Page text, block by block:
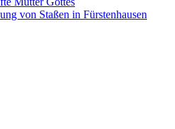
von Staßen in Fürstenhausen